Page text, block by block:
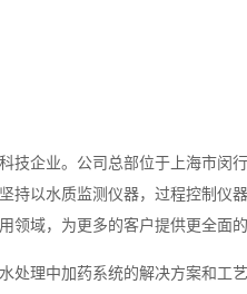
企业。公司总部位于上海市闵
持以水质监测仪器，过程控制仪
域，为更多的客户提供更全面的
理中加药系统的解决方案和工